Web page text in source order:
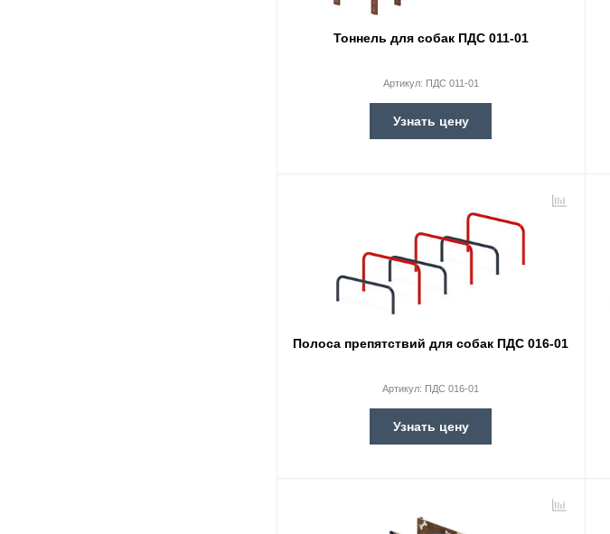
Тоннель для собак ПДС 011-01
Артикул: ПДС 011-01
Узнать цену
Полоса препятствий для собак ПДС 016-01
Артикул: ПДС 016-01
Узнать цену